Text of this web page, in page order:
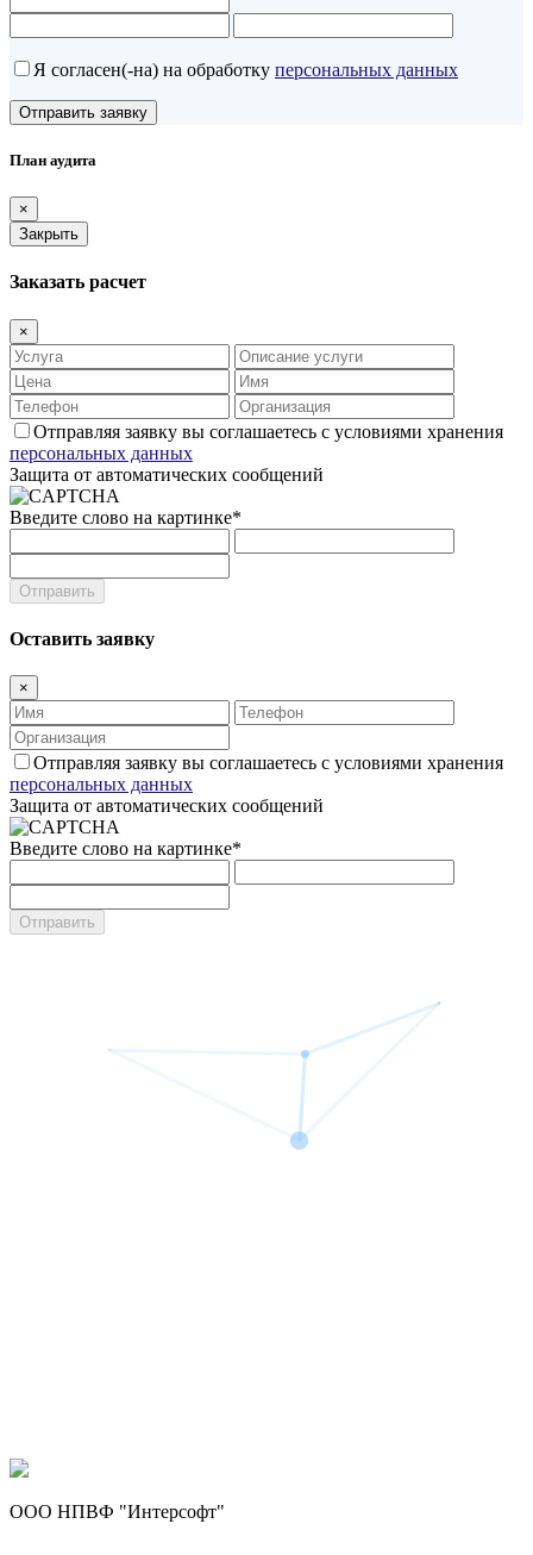
Я согласен(-на) на обработку персональных данных
План аудита
×
Закрыть
Заказать расчет
×
Отправляя заявку вы соглашаетесь с условиями хранения
персональных данных
Защита от автоматических сообщений
Введите слово на картинке*
Оставить заявку
×
Отправляя заявку вы соглашаетесь с условиями хранения
персональных данных
Защита от автоматических сообщений
Введите слово на картинке*
ООО НПВФ "Интерсофт"